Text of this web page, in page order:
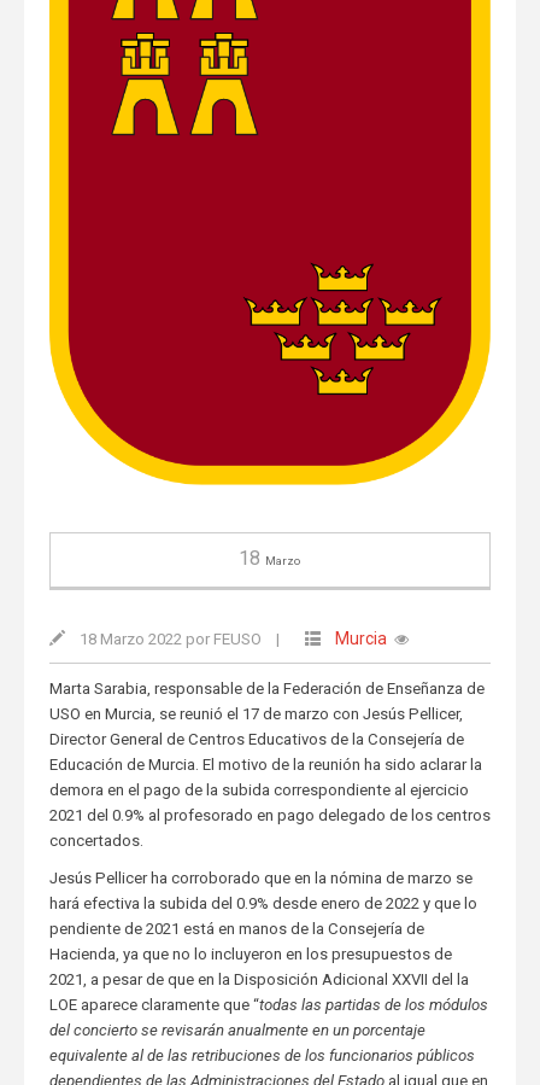
18 Marzo
18 Marzo 2022 por FEUSO | Murcia
Marta Sarabia, responsable de la Federación de Enseñanza de
USO en Murcia, se reunió el 17 de marzo con Jesús Pellicer,
Director General de Centros Educativos de la Consejería de
Educación de Murcia. El motivo de la reunión ha sido aclarar la
demora en el pago de la subida correspondiente al ejercicio
2021 del 0.9% al profesorado en pago delegado de los centros
concertados.
Jesús Pellicer ha corroborado que en la nómina de marzo se
hará efectiva la subida del 0.9% desde enero de 2022 y que lo
pendiente de 2021 está en manos de la Consejería de
Hacienda, ya que no lo incluyeron en los presupuestos de
2021, a pesar de que en la Disposición Adicional XXVII del la
LOE aparece claramente que “todas las partidas de los módulos
del concierto se revisarán anualmente en un porcentaje
equivalente al de las retribuciones de los funcionarios públicos
dependientes de las Administraciones del Estadoal igual que en